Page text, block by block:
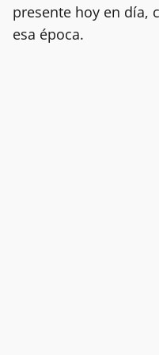
presente hoy en día,
esa época.